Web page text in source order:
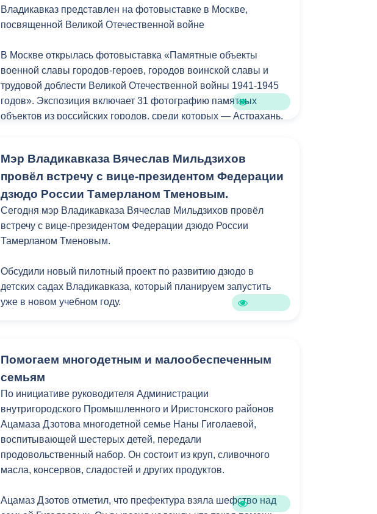
покрытие, обустроили тротуары, полностью заменили
бордюрный камень и люки. Буквально сегодня нанесли
Стоит отметить, что до начала строительных работ на объекте
силами республиканских ведомств заменили коммуникации
горячего водоснабжения.
Владикавказ представлен на фотовыставке в Москве,
посвященной Великой Отечественной войне
В Москве открылась фотовыставка «Памятные объекты
военной славы городов-героев, городов воинской славы и
трудовой доблести Великой Отечественной войны 1941-1945
годов». Экспозиция включает 31 фотографию памятных
объектов из российских городов, среди которых — Астрахань,
рассказывает уникальную историю подвига советского
народа.
На фотовыставке представлена фотография памятника
дважды Герою Советского Союза Исса Плиеву.
Выставка продлится до 31 июля 2025 года.
Мэр Владикавказа Вячеслав Мильдзихов
провёл встречу с вице-президентом Федерации
дзюдо России Тамерланом Тменовым.
Сегодня мэр Владикавказа Вячеслав Мильдзихов провёл
встречу с вице-президентом Федерации дзюдо России
Тамерланом Тменовым.
Обсудили новый пилотный проект по развитию дзюдо в
детских садах Владикавказа, который планируем запустить
уже в новом учебном году.
гимнастикой с элементами дзюдо, а также мероприятия по
взаимодействию с родителями, проведение детских дзюдо-
фестивалей и специальных курсов подготовки тренеров.
"Уверен, десятки мальчишек и девчонок влюбятся в этот
замечательный вид спорта и со временем станут настоящими
чемпионами, которыми будут гордиться не только жители
Владикавказа, но и всей страны", - отметил мэр Владикавказа.
Помогаем многодетным и малообеспеченным
семьям
По инициативе руководителя Администрации
внутригородского Промышленного и Иристонского районов
Ацамаза Дзотова многодетной семье Наны Гиголаевой,
воспитывающей шестерых детей, передали
продовольственный набор. Он состоит из круп, сливочного
масла, консервов, сладостей и других продуктов.
Ацамаз Дзотов отметил, что префектура взяла шефство над